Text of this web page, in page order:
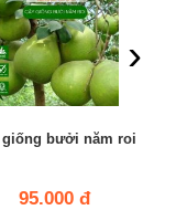
giống bưởi năm roi
95.000 đ
›